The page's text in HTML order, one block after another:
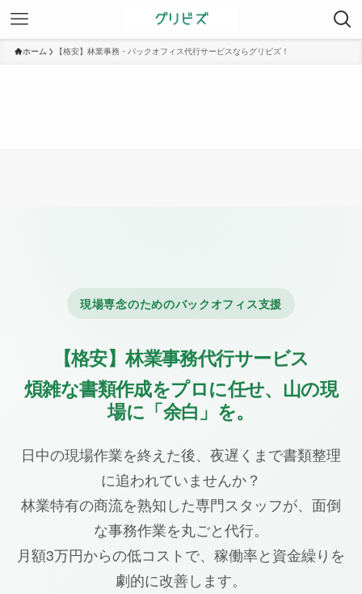
ホーム 【格安】林業事務・バックオフィス代行サービスならグリビズ！
現場専念のためのバックオフィス支援
【格安】林業事務代行サービス
煩雑な書類作成をプロに任せ、山の現
場に「余白」を。
日中の現場作業を終えた後、夜遅くまで書類整理
に追われていませんか？
林業特有の商流を熟知した専門スタッフが、面倒
な事務作業を丸ごと代行。
月額3万円からの低コストで、稼働率と資金繰りを
劇的に改善します。